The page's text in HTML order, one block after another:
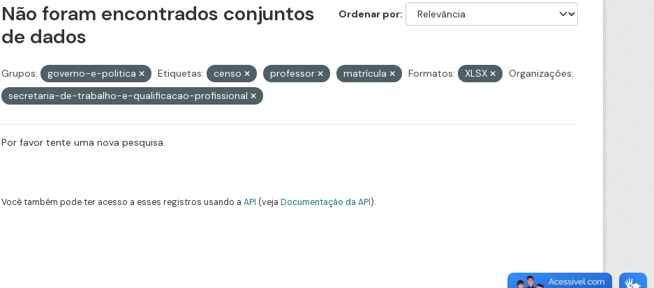
Ordenar por
Não foram encontrados conjuntos
de dados
Grupos: governo-e-politica Etiquetas: censo professor matrícula Formatos: XLSX
Organizações:
secretaria-de-trabalho-e-qualificacao-profissional
Por favor tente uma nova pesquisa.
Você também pode ter acesso a esses registros usando a API (veja Documentação da API).